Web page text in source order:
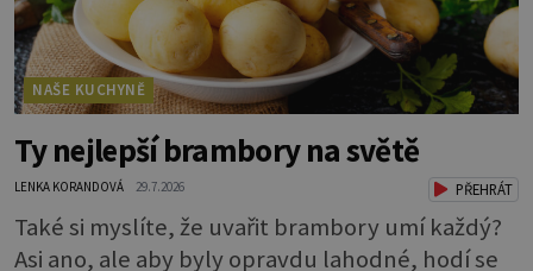
NAŠE KUCHYNĚ
Ty nejlepší brambory na světě
LENKA KORANDOVÁ 29.7.2026 PŘEHRÁT
Také si myslíte, že uvařit brambory umí každý?
Asi ano, ale aby byly opravdu lahodné, hodí se